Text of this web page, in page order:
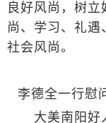
良好风尚，树
尚、学习、礼
社会风尚。
李德全一行慰
大美南阳好人